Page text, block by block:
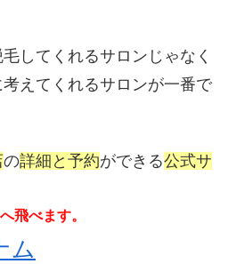
してくれるサロンじゃなく
えてくれるサロンが一番で
の詳細と予約ができる公式サ
飛べます。
ム